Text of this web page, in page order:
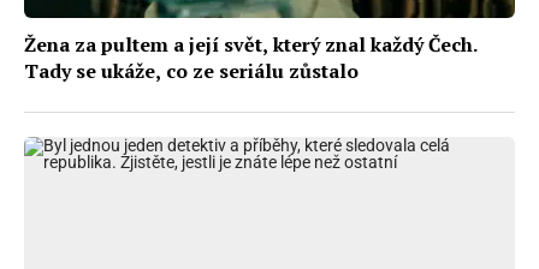
Žena za pultem a její svět, který znal každý Čech.
Tady se ukáže, co ze seriálu zůstalo